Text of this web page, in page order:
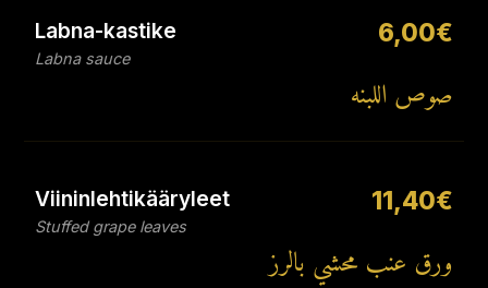
Labna-kastike
Labna sauce
6,00€
صوص اللبنه
Viininlehtikääryleet
Stuffed grape leaves
11,40€
ورق عنب محشي بالرز